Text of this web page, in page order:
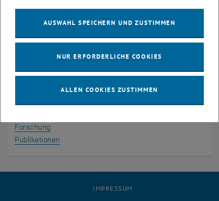
Zurück zu Aktuelles
Über uns
Forschung
Publikationen
IMPRESSUM
AUSWAHL SPEICHERN UND ZUSTIMMEN
NUR ERFORDERLICHE COOKIES
ALLEN COOKIES ZUSTIMMEN